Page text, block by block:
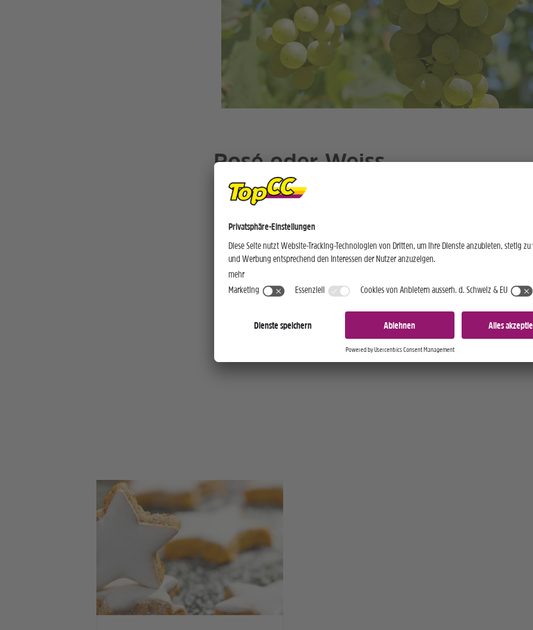
Rosé oder Weiss
Weiss- und Roséweine sind bekanntlich die Klassiker im Sommer.
Weisse Weine können besonders durch ihren frischen Charakter
grosse Bandbreite überzeugen.
Kombination aus Frische und dem fülligeren Aroma roter Trauben –
Gaumen. Wenn von Rosé die Rede ist, führt kein Weg an der Côte
Provence vorbei. Schöner Nebeneffekt beim Genuss eines
Roséweins aus dieser Region: Man spürt die sprichwörtliche
Leichtigkeit förmlich auf der Zunge.